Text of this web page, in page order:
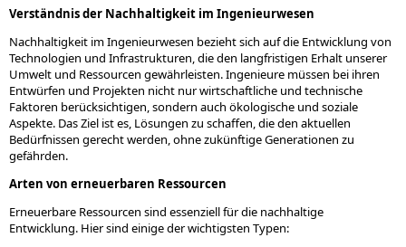
Verständnis der Nachhaltigkeit im Ingenieurwesen
Nachhaltigkeit im Ingenieurwesen bezieht sich auf die Entwicklung von
Technologien und Infrastrukturen, die den langfristigen Erhalt unserer
Umwelt und Ressourcen gewährleisten. Ingenieure müssen bei ihren
Entwürfen und Projekten nicht nur wirtschaftliche und technische
Faktoren berücksichtigen, sondern auch ökologische und soziale
Aspekte. Das Ziel ist es, Lösungen zu schaffen, die den aktuellen
Bedürfnissen gerecht werden, ohne zukünftige Generationen zu
gefährden.
Arten von erneuerbaren Ressourcen
Erneuerbare Ressourcen sind essenziell für die nachhaltige
Entwicklung. Hier sind einige der wichtigsten Typen: